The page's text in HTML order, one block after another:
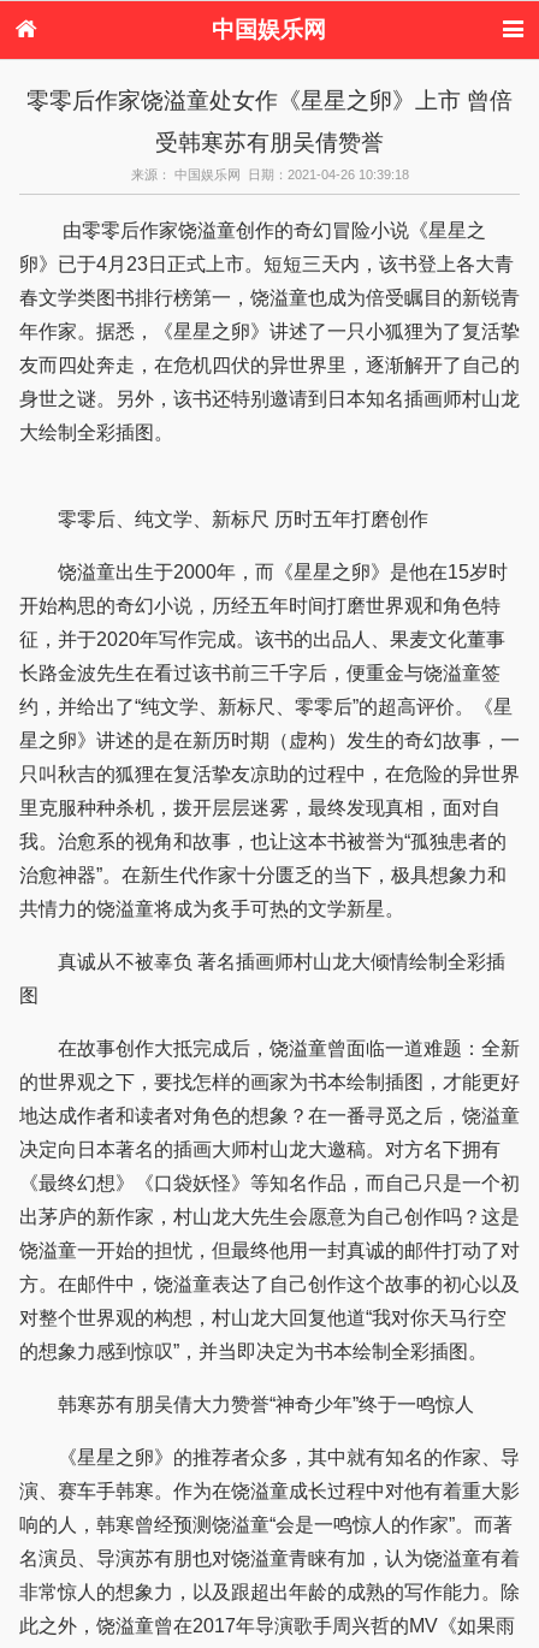
中国娱乐网
港台娱乐
日本娱乐 韩国娱乐
欧美娱乐
音乐新闻 影视新闻
港台明星八卦
日本韩国明星
欧美明星八卦
零零后作家饶溢童处女作《星星之卵》上市 曾倍
受韩寒苏有朋吴倩赞誉
来源： 中国娱乐网 日期：2021-04-26 10:39:18
由零零后作家饶溢童创作的奇幻冒险小说《星星之
卵》已于4月23日正式上市。短短三天内，该书登上各大青
春文学类图书排行榜第一，饶溢童也成为倍受瞩目的新锐青
年作家。据悉，《星星之卵》讲述了一只小狐狸为了复活挚
友而四处奔走，在危机四伏的异世界里，逐渐解开了自己的
身世之谜。另外，该书还特别邀请到日本知名插画师村山龙
大绘制全彩插图。
零零后、纯文学、新标尺 历时五年打磨创作
饶溢童出生于2000年，而《星星之卵》是他在15岁时
开始构思的奇幻小说，历经五年时间打磨世界观和角色特
征，并于2020年写作完成。该书的出品人、果麦文化董事
长路金波先生在看过该书前三千字后，便重金与饶溢童签
约，并给出了“纯文学、新标尺、零零后”的超高评价。《星
星之卵》讲述的是在新历时期（虚构）发生的奇幻故事，一
只叫秋吉的狐狸在复活挚友凉助的过程中，在危险的异世界
里克服种种杀机，拨开层层迷雾，最终发现真相，面对自
我。治愈系的视角和故事，也让这本书被誉为“孤独患者的
治愈神器”。在新生代作家十分匮乏的当下，极具想象力和
共情力的饶溢童将成为炙手可热的文学新星。
真诚从不被辜负 著名插画师村山龙大倾情绘制全彩插
图
在故事创作大抵完成后，饶溢童曾面临一道难题：全新
的世界观之下，要找怎样的画家为书本绘制插图，才能更好
地达成作者和读者对角色的想象？在一番寻觅之后，饶溢童
决定向日本著名的插画大师村山龙大邀稿。对方名下拥有
《最终幻想》《口袋妖怪》等知名作品，而自己只是一个初
出茅庐的新作家，村山龙大先生会愿意为自己创作吗？这是
饶溢童一开始的担忧，但最终他用一封真诚的邮件打动了对
方。在邮件中，饶溢童表达了自己创作这个故事的初心以及
对整个世界观的构想，村山龙大回复他道“我对你天马行空
的想象力感到惊叹”，并当即决定为书本绘制全彩插图。
韩寒苏有朋吴倩大力赞誉“神奇少年”终于一鸣惊人
《星星之卵》的推荐者众多，其中就有知名的作家、导
演、赛车手韩寒。作为在饶溢童成长过程中对他有着重大影
响的人，韩寒曾经预测饶溢童“会是一鸣惊人的作家”。而著
名演员、导演苏有朋也对饶溢童青睐有加，认为饶溢童有着
非常惊人的想象力，以及跟超出年龄的成熟的写作能力。除
此之外，饶溢童曾在2017年导演歌手周兴哲的MV《如果雨